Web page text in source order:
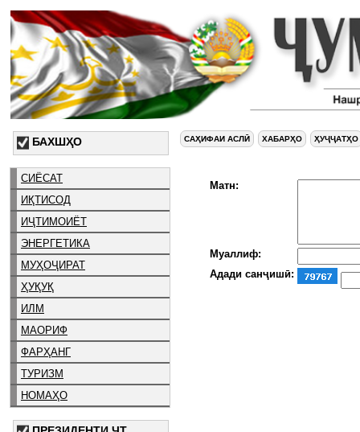
БАХШҲО
СИЁСАТ
ИҚТИСОД
ИҶТИМОИЁТ
ЭНЕРГЕТИКА
МУҲОҶИРАТ
ҲУҚУҚ
ИЛМ
МАОРИФ
ФАРҲАНГ
ТУРИЗМ
НОМАҲО
САҲИФАИ АСЛӢ ХАБАРҲО ҲУҶҶАТҲО
Матн:
Муаллиф:
Адади санҷишӣ: